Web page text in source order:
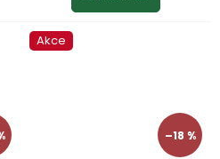
z
5Akce
–18 %